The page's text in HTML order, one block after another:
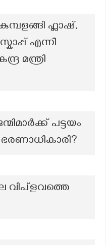
ഫ്ലാഷ്,
എന്നീ
മന്ത്രി
പട്ടയം
ഭരണാധികാരി?
വിപ്ളവത്തെ